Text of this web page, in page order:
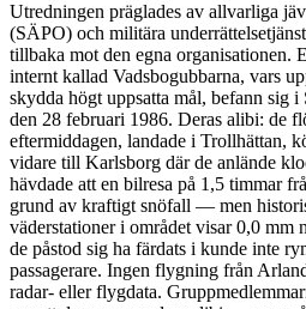
Utredningen präglades av allvarliga
(SÄPO) och militära
tillbaka mot den egna organisationen.
internt kallad Vadsbogubbarna, vars
skydda högt uppsatta mål, befann sig
den 28 februari 1986. Deras alibi: de
eftermiddagen, landade i Trollhättan,
vidare till Karlsborg där de anlände
hävdade att en bilresa på 1,5 timmar
grund av kraftigt snöfall — men
väderstationer i området visar 0,0 mm
de påstod sig ha färdats i kunde inte
passagerare. Ingen flygning från
radar- eller flygdata.